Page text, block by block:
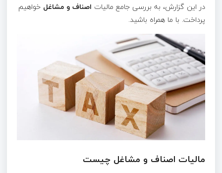
در این گزارش، به بررسی جامع مالیات اصناف و مشاغل خواهیم
پرداخت. با ما همراه باشید.
مالیات اصناف و مشاغل چیست